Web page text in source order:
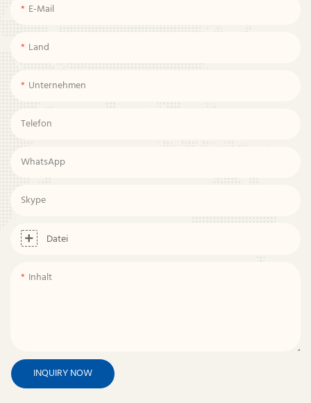
E-Mail
Land
Unternehmen
Telefon
WhatsApp
Skype
Datei
Inhalt
INQUIRY NOW